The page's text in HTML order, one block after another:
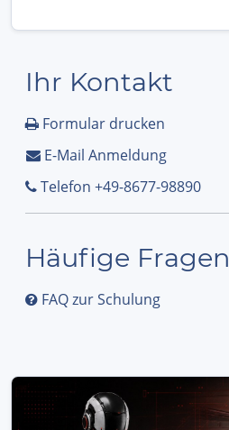
Ihr Kontakt
Formular drucken
E-Mail Anmeldung
Telefon +49-8677-98890
Häufige Fragen
FAQ zur Schulung